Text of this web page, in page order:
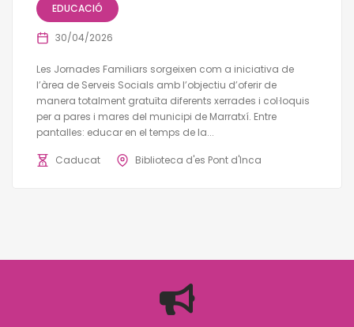
EDUCACIÓ
30/04/2026
Les Jornades Familiars sorgeixen com a iniciativa de
l’àrea de Serveis Socials amb l’objectiu d’oferir de
manera totalment gratuïta diferents xerrades i col·loquis
per a pares i mares del municipi de Marratxí. Entre
pantalles: educar en el temps de la...
Caducat Biblioteca d'es Pont d'Inca